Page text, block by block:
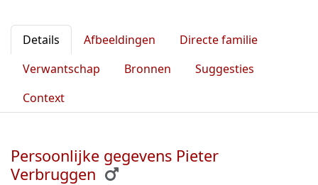
Details Afbeeldingen
Directe familie
Verwantschap
Bronnen
Suggesties
Context
Persoonlijke gegevens Pieter
Verbruggen